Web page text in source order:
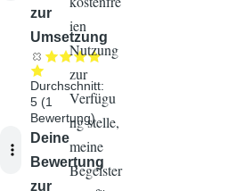
zur
Umsetzung
Durchschnitt:
5 (1
Bewertung)
Audiodatei
Deine
Bewertung
zur
ien
Nutzung
zur
Verfügu
ng stelle,
meine
Begeister